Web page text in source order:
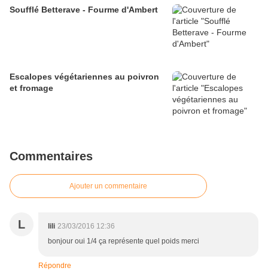
Soufflé Betterave - Fourme d'Ambert
Escalopes végétariennes au poivron
et fromage
Commentaires
Ajouter un commentaire
L lili 23/03/2016 12:36
bonjour oui 1/4 ça représente quel poids merci
Répondre